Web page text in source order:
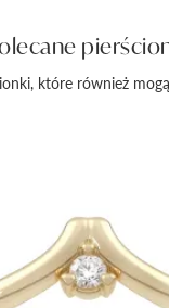
które również